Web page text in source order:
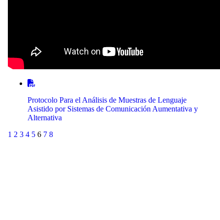
Protocolo Para el Análisis de Muestras de Lenguaje
Asistido por Sistemas de Comunicación Aumentativa y
Alternativa
1 2 3 4 5 6 7 8